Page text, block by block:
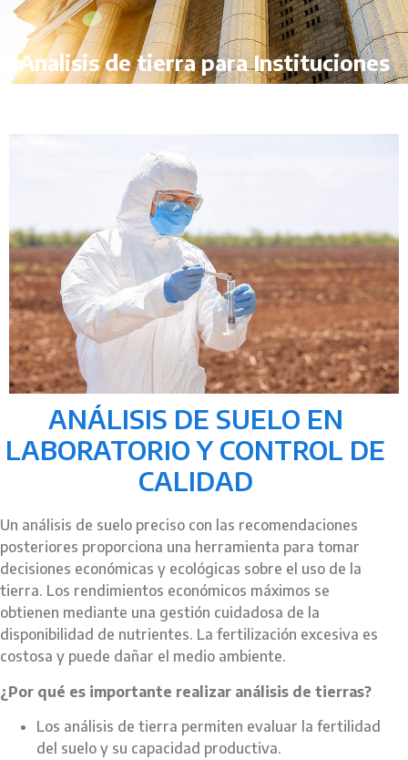
Analisis de tierra para Instituciones
ANÁLISIS DE SUELO EN
LABORATORIO Y CONTROL DE
CALIDAD
Un análisis de suelo preciso con las recomendaciones
posteriores proporciona una herramienta para tomar
decisiones económicas y ecológicas sobre el uso de la
tierra. Los rendimientos económicos máximos se
obtienen mediante una gestión cuidadosa de la
disponibilidad de nutrientes. La fertilización excesiva es
costosa y puede dañar el medio ambiente.
¿Por qué es importante realizar análisis de tierras?
Los análisis de tierra permiten evaluar la fertilidad
del suelo y su capacidad productiva.